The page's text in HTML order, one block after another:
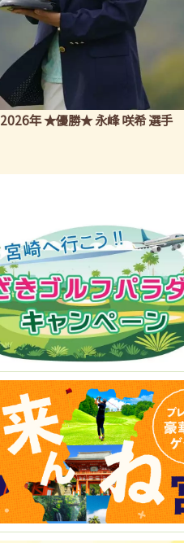
2026年 ★優勝★ 永峰 咲希 選手